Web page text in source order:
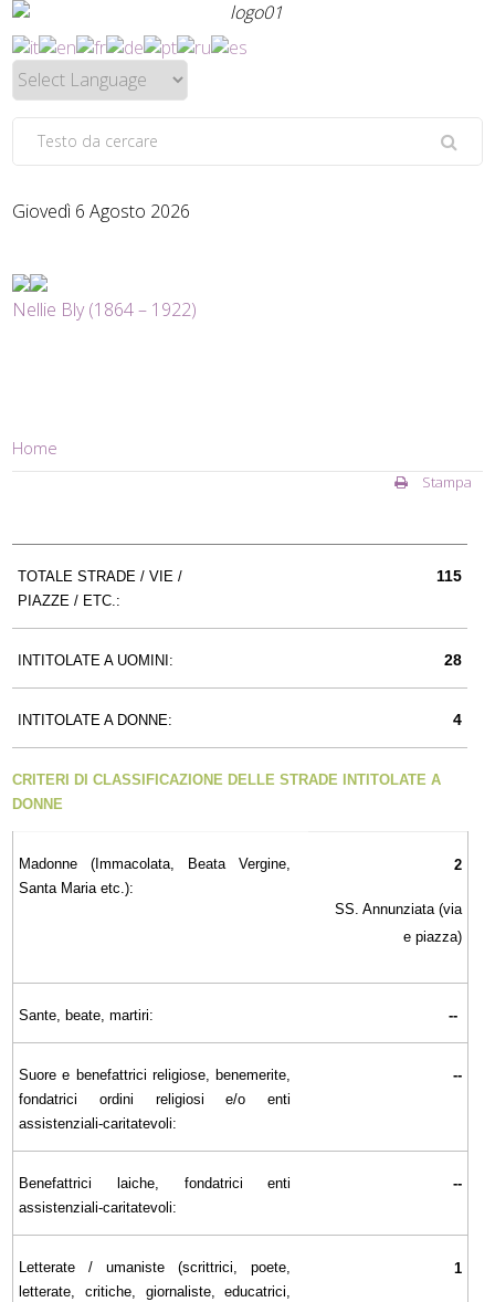
Giovedì 6 Agosto 2026
Nellie Bly (1864 – 1922)
Home
Stampa
TOTALE STRADE / VIE /
PIAZZE / ETC.:
115
INTITOLATE A UOMINI: 28
INTITOLATE A DONNE: 4
CRITERI DI CLASSIFICAZIONE DELLE STRADE INTITOLATE A
DONNE
Madonne (Immacolata, Beata Vergine,
Santa Maria etc.):
2
SS. Annunziata (via
e piazza)
Sante, beate, martiri: --
Suore e benefattrici religiose, benemerite,
fondatrici ordini religiosi e/o enti
assistenziali-caritatevoli:
--
Benefattrici laiche, fondatrici enti
assistenziali-caritatevoli:
--
Letterate / umaniste (scrittrici, poete,
letterate, critiche, giornaliste, educatrici,
1